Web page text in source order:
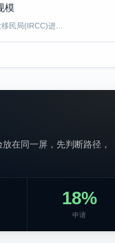
模
移民局(IRCC)进…
在同一屏，先判断路径，
18%
申请